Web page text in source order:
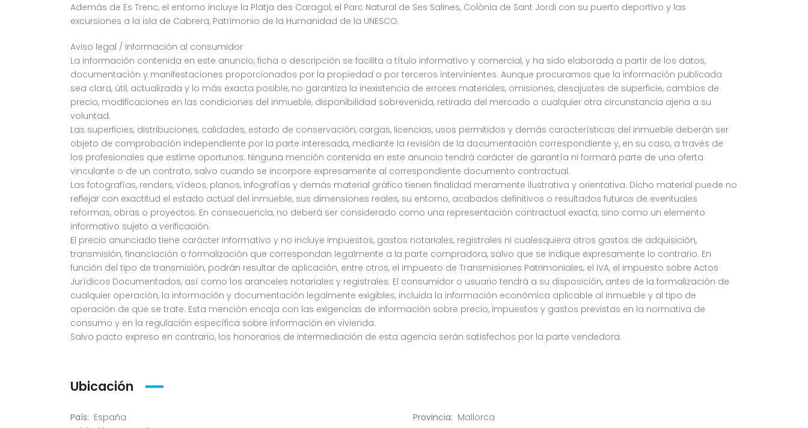
Además de Es Trenc, el entorno incluye la Platja des Caragol, el Parc Natural de Ses Salines, Colònia de Sant Jordi con su puerto deportivo y las
excursiones a la isla de Cabrera, Patrimonio de la Humanidad de la UNESCO.
Aviso legal / información al consumidor
La información contenida en este anuncio, ficha o descripción se facilita a título informativo y comercial, y ha sido elaborada a partir de los datos,
documentación y manifestaciones proporcionados por la propiedad o por terceros intervinientes. Aunque procuramos que la información publicada
sea clara, útil, actualizada y lo más exacta posible, no garantiza la inexistencia de errores materiales, omisiones, desajustes de superficie, cambios de
precio, modificaciones en las condiciones del inmueble, disponibilidad sobrevenida, retirada del mercado o cualquier otra circunstancia ajena a su
voluntad.
Las superficies, distribuciones, calidades, estado de conservación, cargas, licencias, usos permitidos y demás características del inmueble deberán ser
objeto de comprobación independiente por la parte interesada, mediante la revisión de la documentación correspondiente y, en su caso, a través de
los profesionales que estime oportunos. Ninguna mención contenida en este anuncio tendrá carácter de garantía ni formará parte de una oferta
vinculante o de un contrato, salvo cuando se incorpore expresamente al correspondiente documento contractual.
Las fotografías, renders, vídeos, planos, infografías y demás material gráfico tienen finalidad meramente ilustrativa y orientativa. Dicho material puede no
reflejar con exactitud el estado actual del inmueble, sus dimensiones reales, su entorno, acabados definitivos o resultados futuros de eventuales
reformas, obras o proyectos. En consecuencia, no deberá ser considerado como una representación contractual exacta, sino como un elemento
informativo sujeto a verificación.
El precio anunciado tiene carácter informativo y no incluye impuestos, gastos notariales, registrales ni cualesquiera otros gastos de adquisición,
transmisión, financiación o formalización que correspondan legalmente a la parte compradora, salvo que se indique expresamente lo contrario. En
función del tipo de transmisión, podrán resultar de aplicación, entre otros, el Impuesto de Transmisiones Patrimoniales, el IVA, el Impuesto sobre Actos
Jurídicos Documentados, así como los aranceles notariales y registrales. El consumidor o usuario tendrá a su disposición, antes de la formalización de
cualquier operación, la información y documentación legalmente exigibles, incluida la información económica aplicable al inmueble y al tipo de
operación de que se trate. Esta mención encaja con las exigencias de información sobre precio, impuestos y gastos previstas en la normativa de
consumo y en la regulación específica sobre información en vivienda.
Salvo pacto expreso en contrario, los honorarios de intermediación de esta agencia serán satisfechos por la parte vendedora.
Ubicación
País: España Provincia: Mallorca